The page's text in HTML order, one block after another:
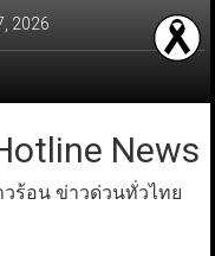
2026
News
วร้อน ข่าวด่วนทั่วไทย